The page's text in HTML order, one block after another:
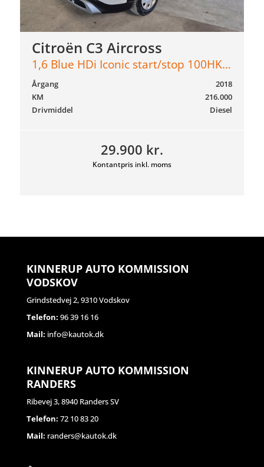
Citroën C3 Aircross
1,6 Blue HDi Iconic start/stop 100HK Van
29.900 kr.
Kontantpris inkl. moms
2018
Årgang
216.000
KM
Diesel
Drivmiddel
KINNERUP AUTO KOMMISSION
VODSKOV
Grindstedvej 2, 9310 Vodskov
Telefon: 96 39 16 16
Mail: info@kautok.dk
KINNERUP AUTO KOMMISSION
RANDERS
Ribevej 3, 8940 Randers SV
Telefon: 72 10 83 20
Mail: randers@kautok.dk